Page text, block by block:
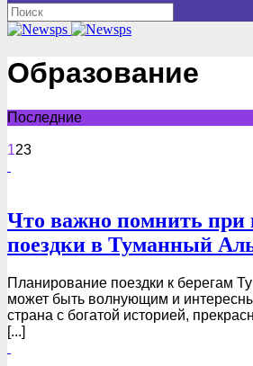
Образование
Последние
123
Что важно помнить при
поездки в Туманный
Планирование поездки к берегам
может быть волнующим и
страна с богатой историей,
[...]